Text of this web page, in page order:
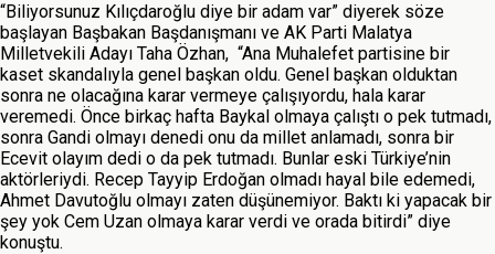
“Biliyorsunuz Kılıçdaroğlu diye bir adam var” diyerek söze
başlayan Başbakan Başdanışmanı ve AK Parti Malatya
Milletvekili Adayı Taha Özhan, “Ana Muhalefet partisine bir
kaset skandalıyla genel başkan oldu. Genel başkan olduktan
sonra ne olacağına karar vermeye çalışıyordu, hala karar
veremedi. Önce birkaç hafta Baykal olmaya çalıştı o pek tutmadı,
sonra Gandi olmayı denedi onu da millet anlamadı, sonra bir
Ecevit olayım dedi o da pek tutmadı. Bunlar eski Türkiye’nin
aktörleriydi. Recep Tayyip Erdoğan olmadı hayal bile edemedi,
Ahmet Davutoğlu olmayı zaten düşünemiyor. Baktı ki yapacak bir
şey yok Cem Uzan olmaya karar verdi ve orada bitirdi” diye
konuştu.